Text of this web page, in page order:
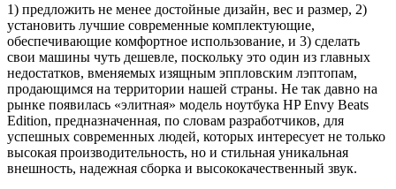
1) предложить не менее достойные дизайн, вес и размер, 2)
установить лучшие современные комплектующие,
обеспечивающие комфортное использование, и 3) сделать
свои машины чуть дешевле, поскольку это один из главных
недостатков, вменяемых изящным эппловским лэптопам,
продающимся на территории нашей страны. Не так давно на
рынке появилась «элитная» модель ноутбука HP Envy Beats
Edition, предназначенная, по словам разработчиков, для
успешных современных людей, которых интересует не только
высокая производительность, но и стильная уникальная
внешность, надежная сборка и высококачественный звук.